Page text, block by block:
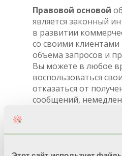
Правовой основой
является законный
в развитии
со своими клиентами
объема запросов и
Вы можете в любое
воспользоваться
отказаться от
сообщений,
отказаться от
в полученных